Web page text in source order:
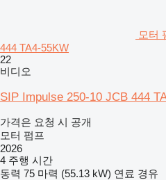
모터
444 TA4-55KW
22
비디오
SIP Impulse 250-10 JCB 444
가격은 요청 시 공개
모터 펌프
2026
4 주행 시간
동력 75 마력 (55.13 kW) 연료 경유